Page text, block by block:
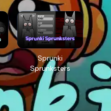
Sprunki
Sprunksters